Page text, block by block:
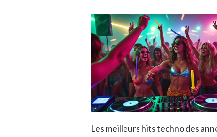
Les meilleurs hits techno des